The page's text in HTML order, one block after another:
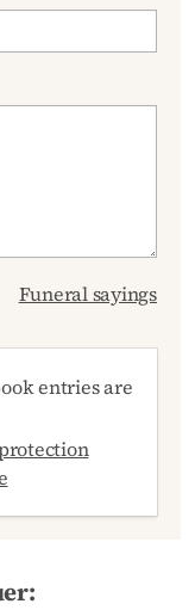
Funeral sayings
entries are